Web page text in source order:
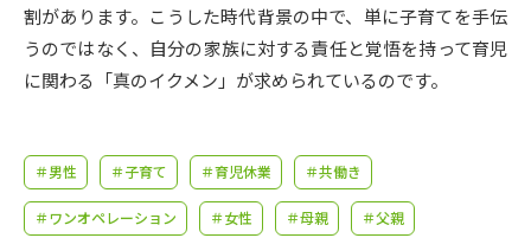
学問発見 学問検索
学問のミニ講義「夢ナビ講義」 学問分野解説
割があります。こうした時代背景の中で、単に子育てを手伝
うのではなく、自分の家族に対する責任と覚悟を持って育児
に関わる「真のイクメン」が求められているのです。
＃男性 ＃子育て ＃育児休業 ＃共働き
＃ワンオペレーション ＃女性 ＃母親 ＃父親